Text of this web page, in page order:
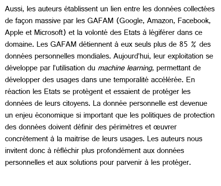
Aussi, les auteurs établissent un lien entre les données collectées
de façon massive par les GAFAM (Google, Amazon, Facebook,
Apple et Microsoft) et la volonté des Etats à légiférer dans ce
domaine. Les GAFAM détiennent à eux seuls plus de 85 % des
données personnelles mondiales. Aujourd’hui, leur exploitation se
développe par l’utilisation dumachine learning, permettant de
développer des usages dans une temporalité accélérée. En
réaction les Etats se protègent et essaient de protéger les
données de leurs citoyens. La donnée personnelle est devenue
un enjeu économique si important que les politiques de protection
des données doivent définir des périmètres et œuvrer
concrètement à la maitrise de leurs usages. Les auteurs nous
invitent donc à réfléchir plus profondément aux données
personnelles et aux solutions pour parvenir à les protéger.